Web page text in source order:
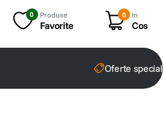
0 Produse
Favorite
0 In
Cos
Oferte